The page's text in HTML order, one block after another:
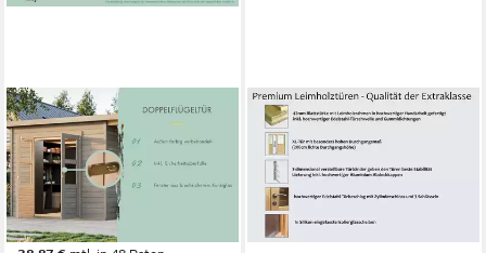
KARIBU
Gartenhaus "Merseburg 6"
vorvergraut, BxT: 242x244
cm, aus Fichtenholz, farbig
lasiert
1.338,99 €
FJORDHOLZ
Gartenhaus Milan 44
6.879,00 €
199,72 €mtl. in 48 Raten
lieferbar in 8 Wochen